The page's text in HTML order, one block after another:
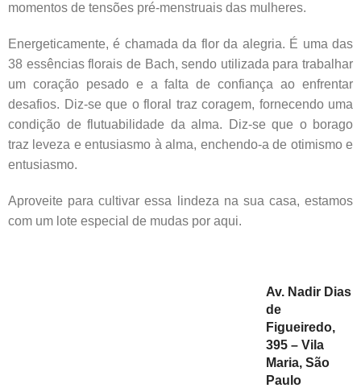
momentos de tensões pré-menstruais das mulheres.
Energeticamente, é chamada da flor da alegria. É uma das
38 essências florais de Bach, sendo utilizada para trabalhar
um coração pesado e a falta de confiança ao enfrentar
desafios. Diz-se que o floral traz coragem, fornecendo uma
condição de flutuabilidade da alma. Diz-se que o borago
traz leveza e entusiasmo à alma, enchendo-a de otimismo e
entusiasmo.
Aproveite para cultivar essa lindeza na sua casa, estamos
com um lote especial de mudas por aqui.
Av. Nadir Dias
de
Figueiredo,
395 – Vila
Maria, São
Paulo